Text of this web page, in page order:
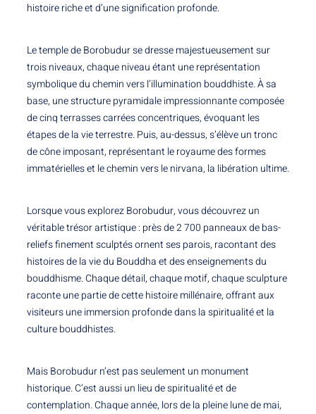
histoire riche et d’une signification profonde.
Le temple de Borobudur se dresse majestueusement sur
trois niveaux, chaque niveau étant une représentation
symbolique du chemin vers l’illumination bouddhiste. À sa
base, une structure pyramidale impressionnante composée
de cinq terrasses carrées concentriques, évoquant les
étapes de la vie terrestre. Puis, au-dessus, s’élève un tronc
de cône imposant, représentant le royaume des formes
immatérielles et le chemin vers le nirvana, la libération ultime.
Lorsque vous explorez Borobudur, vous découvrez un
véritable trésor artistique : près de 2 700 panneaux de bas-
reliefs finement sculptés ornent ses parois, racontant des
histoires de la vie du Bouddha et des enseignements du
bouddhisme. Chaque détail, chaque motif, chaque sculpture
raconte une partie de cette histoire millénaire, offrant aux
visiteurs une immersion profonde dans la spiritualité et la
culture bouddhistes.
Mais Borobudur n’est pas seulement un monument
historique. C’est aussi un lieu de spiritualité et de
contemplation. Chaque année, lors de la pleine lune de mai,